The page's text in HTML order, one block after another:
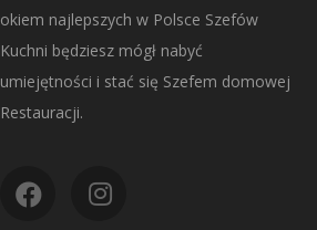
okiem najlepszych w Polsce Szefów
Kuchni będziesz mógł nabyć
umiejętności i stać się Szefem domowej
Restauracji.